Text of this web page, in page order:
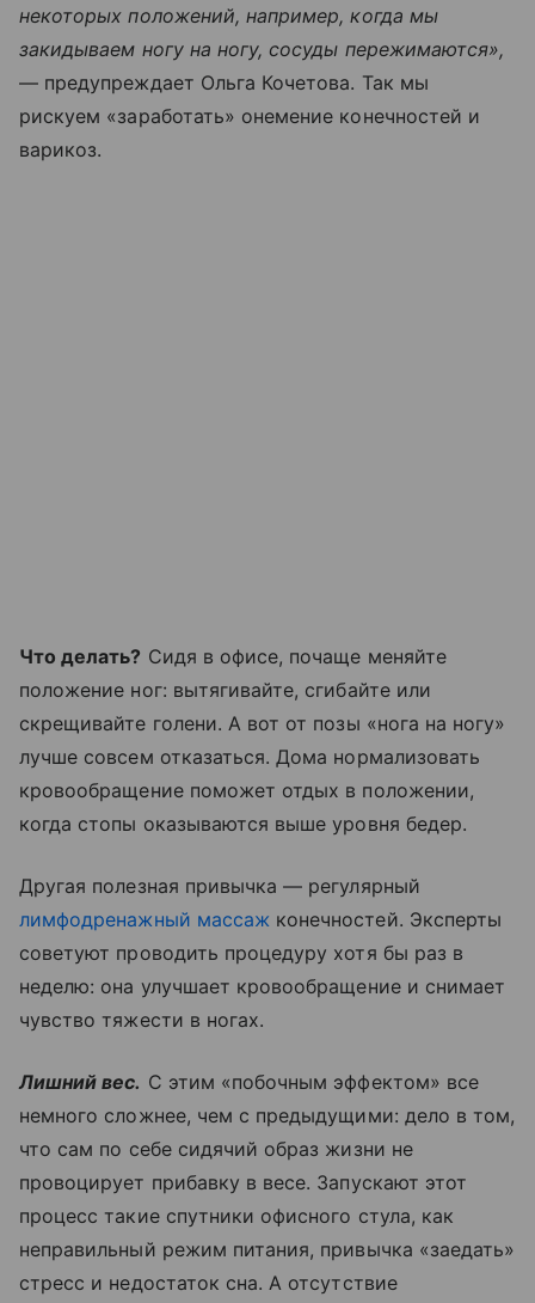
некоторых положений, например, когда мы
закидываем ногу на ногу, сосуды пережимаются»,
— предупреждает Ольга Кочетова. Так мы
рискуем «заработать» онемение конечностей и
варикоз.
Что делать? Сидя в офисе, почаще меняйте
положение ног: вытягивайте, сгибайте или
скрещивайте голени. А вот от позы «нога на ногу»
лучше совсем отказаться. Дома нормализовать
кровообращение поможет отдых в положении,
когда стопы оказываются выше уровня бедер.
Другая полезная привычка — регулярный
лимфодренажный массаж конечностей. Эксперты
советуют проводить процедуру хотя бы раз в
неделю: она улучшает кровообращение и снимает
чувство тяжести в ногах.
Лишний вес. С этим «побочным эффектом» все
немного сложнее, чем с предыдущими: дело в том,
что сам по себе сидячий образ жизни не
провоцирует прибавку в весе. Запускают этот
процесс такие спутники офисного стула, как
неправильный режим питания, привычка «заедать»
стресс и недостаток сна. А отсутствие